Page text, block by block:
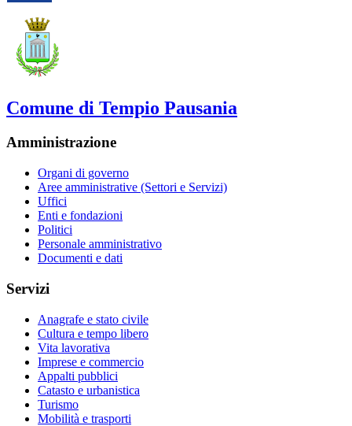
Comune di Tempio Pausania
Amministrazione
Organi di governo
Aree amministrative (Settori e Servizi)
Uffici
Enti e fondazioni
Politici
Personale amministrativo
Documenti e dati
Servizi
Anagrafe e stato civile
Cultura e tempo libero
Vita lavorativa
Imprese e commercio
Appalti pubblici
Catasto e urbanistica
Turismo
Mobilità e trasporti